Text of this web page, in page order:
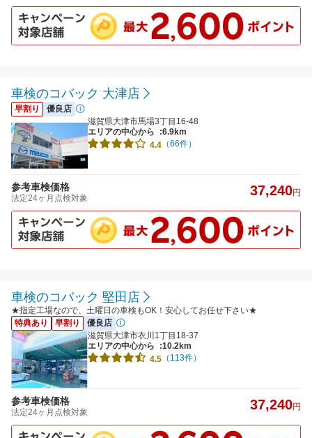
車検のコバック 大津店
早割り
優良店
滋賀県大津市馬場3丁目16-48
エリアの中心から
:6.9km
4.4 （66件）
参考車検価格
法定24ヶ月点検対象 37,240円
車検のコバック 堅田店
★指定工場なので、土曜日の車検もOK！安心してお任せ下さい★
特典あり
早割り
優良店
滋賀県大津市衣川1丁目18-37
エリアの中心から
:10.2km
4.5 （113件）
参考車検価格
法定24ヶ月点検対象 37,240円